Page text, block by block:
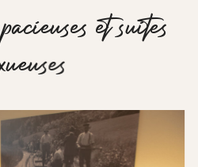
pacieuses etsuites
ueuses